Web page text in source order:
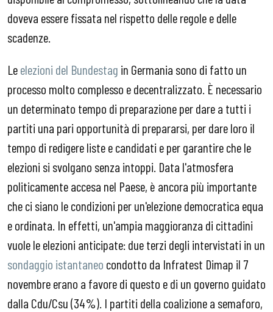
doveva essere fissata nel rispetto delle regole e delle
scadenze.
Leelezioni del Bundestag in Germania sono di fatto un
processo molto complesso e decentralizzato. È necessario
un determinato tempo di preparazione per dare a tutti i
partiti una pari opportunità di prepararsi, per dare loro il
tempo di redigere liste e candidati e per garantire che le
elezioni si svolgano senza intoppi. Data l'atmosfera
politicamente accesa nel Paese, è ancora più importante
che ci siano le condizioni per un'elezione democratica equa
e ordinata. In effetti, un'ampia maggioranza di cittadini
vuole le elezioni anticipate: due terzi degli intervistati in un
sondaggio istantaneo condotto da Infratest Dimap il 7
novembre erano a favore di questo e di un governo guidato
dalla Cdu/Csu (34%). I partiti della coalizione a semaforo,